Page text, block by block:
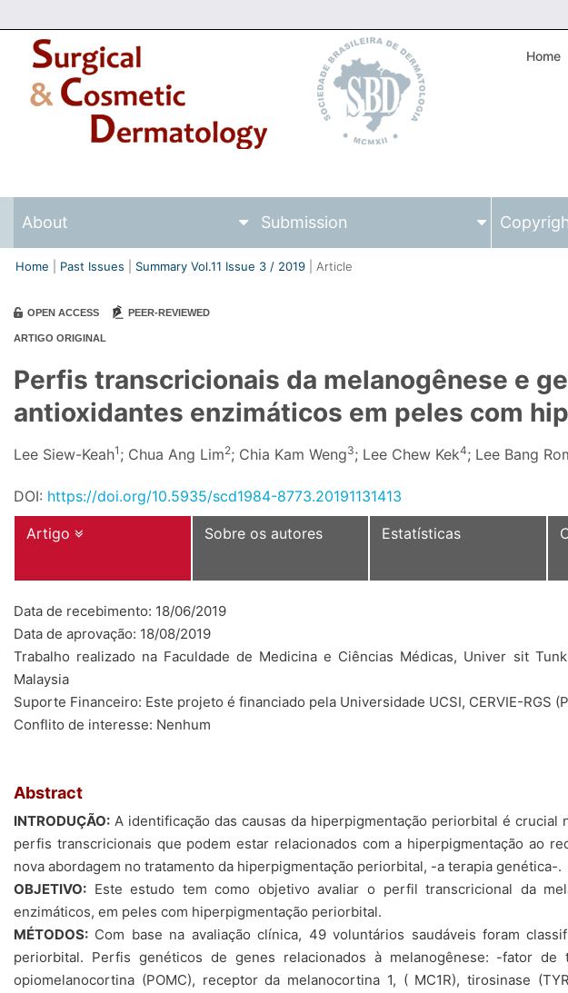
Home
About Submission
Home Past Issues Summary Vol.11 Issue 3 / 2019 Article
OPEN ACCESS PEER-REVIEWED
ARTIGO ORIGINAL
Perfis transcricionais da melanogênese e
antioxidantes enzimáticos em peles com
Lee Siew-Keah1 ; Chua Ang Lim2; Chia Kam Weng3; Lee Chew Kek4; Lee Bang
DOI: https://doi.org/10.5935/scd1984-8773.20191131413
Artigo Sobre os autores Estatísticas
Data de recebimento: 18/06/2019
Data de aprovação: 18/08/2019
Trabalho realizado na Faculdade de Medicina e Ciências Médicas, Univer sit
Malaysia
Suporte Financeiro: Este projeto é financiado pela Universidade UCSI, CERVIE-RGS
Conflito de interesse: Nenhum
Abstract
INTRODUÇÃO: A identificação das causas da hiperpigmentação periorbital é
perfis transcricionais que podem estar relacionados com a hiperpigmentação ao
nova abordagem no tratamento da hiperpigmentação periorbital, -a terapia genética-.
OBJETIVO: Este estudo tem como objetivo avaliar o perfil transcricional da
enzimáticos, em peles com hiperpigmentação periorbital.
MÉTODOS: Com base na avaliação clínica, 49 voluntários saudáveis foram
periorbital. Perfis genéticos de genes relacionados à melanogênese: -fator de
opiomelanocortina (POMC), receptor da melanocortina 1, ( MC1R), tirosinase